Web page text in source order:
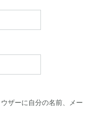
ザーに自分の名前、メー